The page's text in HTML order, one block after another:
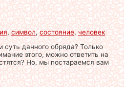
,символ,состояние,человек
данного обряда? Только
этого, можно ответить на
Но, мы постараемся вам